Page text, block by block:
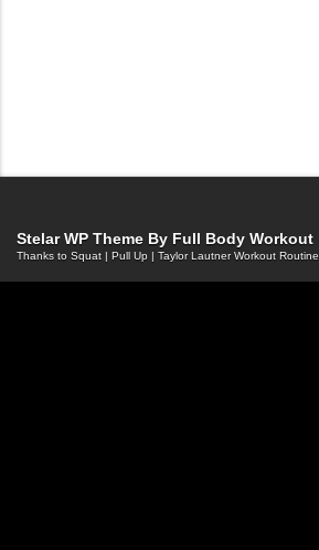
Stelar WP Theme By Full Body Workout
Thanks to Squat | Pull Up | Taylor Lautner Workout Routine